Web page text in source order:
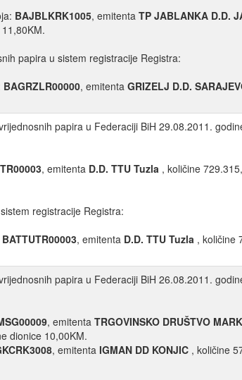
BAJBLKRK1005, emitenta TP JABLANKA D.D.
papira u sistem registracije Registra:
BAGRZLR00000, emitenta GRIZELJ D.D.
papira u Federaciji BiH 29.08.2011.
, emitenta D.D. TTU Tuzla , količine
registracije Registra:
BATTUTR00003, emitenta D.D. TTU Tuzla , količine
papira u Federaciji BiH 26.08.2011.
, emitenta TRGOVINSKO DRUŠTVO
dionice 10,00KM.
, emitenta IGMAN DD KONJIC , količine